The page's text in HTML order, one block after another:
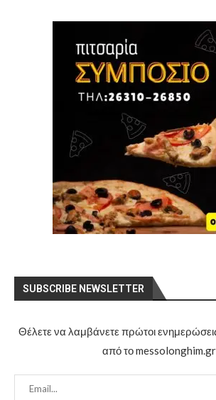
SUBSCRIBE NEWSLETTER
Θέλετε να λαμβάνετε πρώτοι ενημερώσεις
από το messolonghim.gr